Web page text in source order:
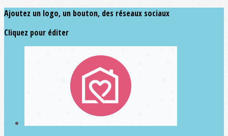
Ajoutez un logo, un bouton, des réseaux sociaux
Cliquez pour éditer